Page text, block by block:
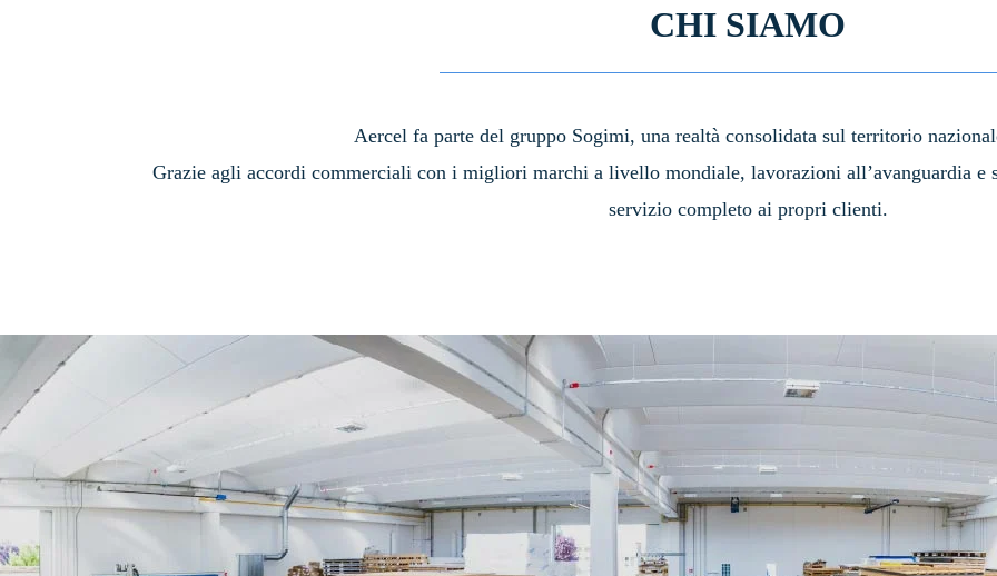
CHI SIAMO
Aercel fa parte del gruppo Sogimi, una realtà consolidata sul territorio
Grazie agli accordi commerciali con i migliori marchi a livello mondiale, lavorazioni all’avanguardia e
servizio completo ai propri clienti.